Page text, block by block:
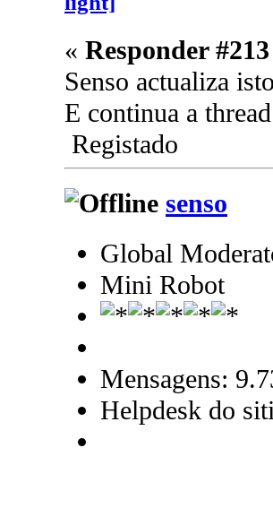
« Responder
Senso actualiza
E continua a
Registado
senso
Global
Mini Robot
Mensagens:
Helpdesk do